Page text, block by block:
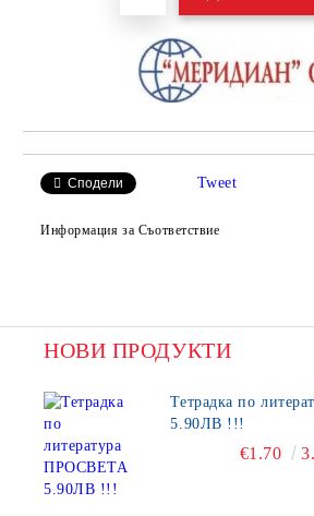
Сподели Tweet
Информация за Съответствие
НОВИ ПРОДУКТИ
Тетрадка по
5.90ЛВ !!!
€1.70